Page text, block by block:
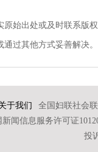
原始出处或及时联系版
过其他方式妥善解决。
于我们
全国妇联社会
新闻信息服务许可证
投